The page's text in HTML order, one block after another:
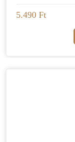
5.490 Ft